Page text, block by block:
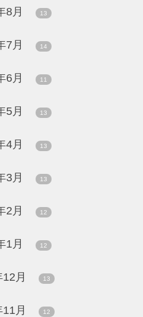
8月 13
7月 14
6月 11
5月 13
4月 13
3月 13
2月 12
1月 12
月 13
月 12